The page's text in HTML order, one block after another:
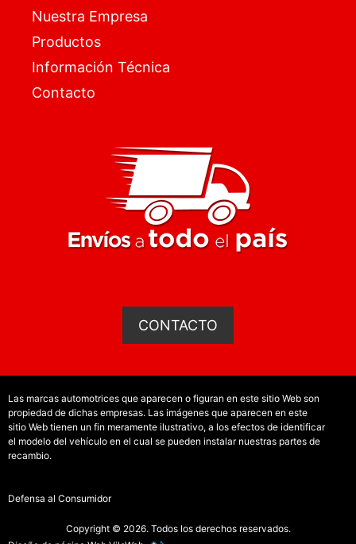
Nuestra Empresa
Productos
Información Técnica
Contacto
CONTACTO
Las marcas automotrices que aparecen o figuran en este sitio Web son
propiedad de dichas empresas. Las imágenes que aparecen en este
sitio Web tienen un fin meramente ilustrativo, a los efectos de identificar
el modelo del vehículo en el cual se pueden instalar nuestras partes de
recambio.
Defensa al Consumidor
Copyright © 2026. Todos los derechos reservados.